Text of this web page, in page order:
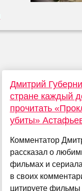
Дмитрий
стране каждый
прочитать
убиты»
Комментатор
рассказал о
фильмах и
в своих
цитируете фильмы